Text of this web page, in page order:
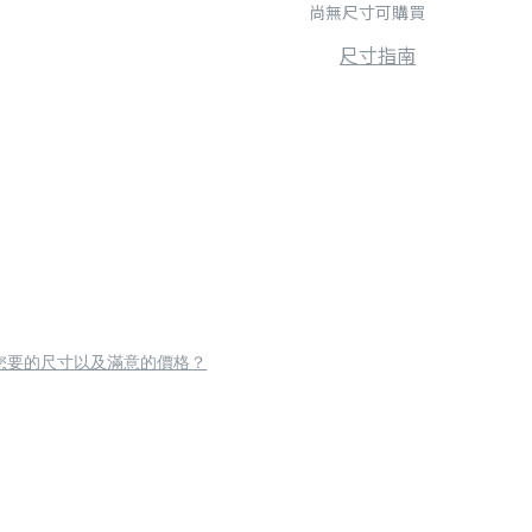
尚無尺寸可購買
尺寸指南
要的尺寸以及滿意的價格？